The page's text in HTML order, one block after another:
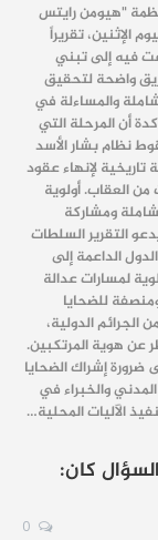
"هيومن رايتس
الإثنين، تقريراً
فيه إلى تبني
واضحة لتحقيق
والمساءلة في
أن المرحلة التي
نظام بشار الأسد
تاريخية لإنهاء عقود
من العقاب. أولوية
ومشاركة
التقرير السلطات
الداعمة إلى
لمسارات عدالة
للضحايا
الجرائم الدولية،
عن هوية المرتكبين.
إشراك الضحايا
والخبراء في
الآليات المحلية…
كان: